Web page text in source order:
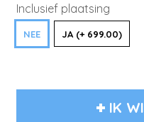
Inclusief plaatsing
NEE JA (+ 699.00)
IK